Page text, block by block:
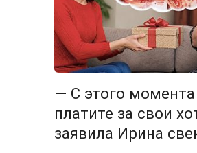
— С этого
платите за свои
заявила Ирина